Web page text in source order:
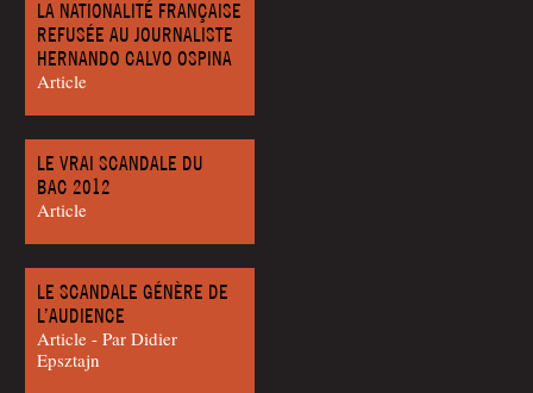
LA NATIONALITÉ FRANÇAISE
REFUSÉE AU JOURNALISTE
HERNANDO CALVO OSPINA
Article
LE VRAI SCANDALE DU
BAC 2012
Article
LE SCANDALE GÉNÈRE DE
L’AUDIENCE
Article - Par Didier
Epsztajn